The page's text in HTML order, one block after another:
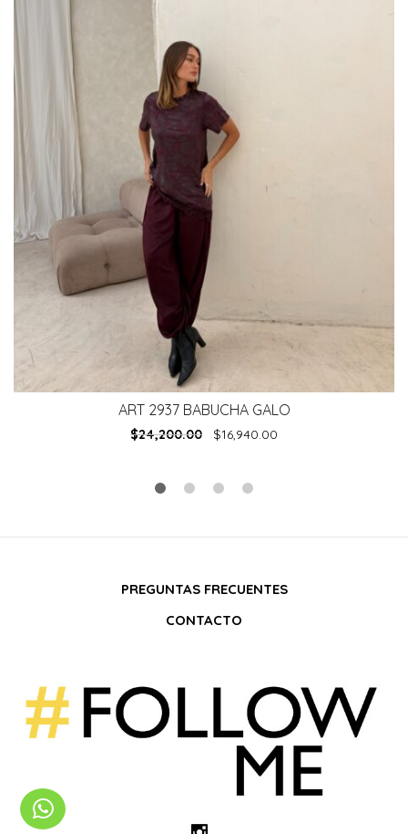
ART 2937 BABUCHA GALO
$24,200.00 $16,940.00
PREGUNTAS FRECUENTES
CONTACTO